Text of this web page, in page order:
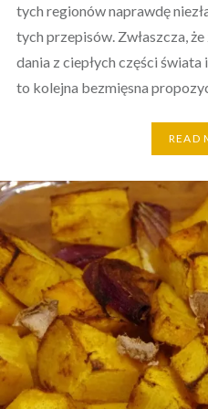
tych regionów naprawdę
tych przepisów. Zwłaszcza,
dania z ciepłych części
to kolejna bezmięsna
READ